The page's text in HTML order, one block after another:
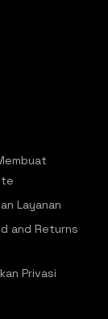
Layanan
and Returns
Privasi